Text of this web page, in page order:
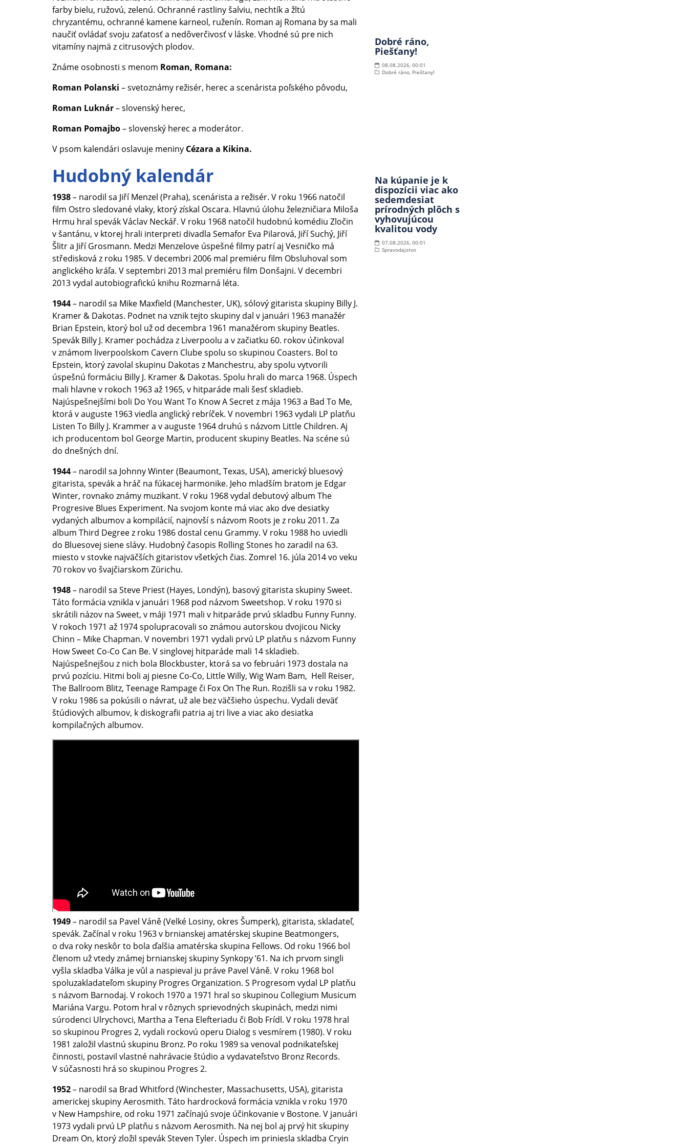
farby bielu, ružovú, zelenú. Ochranné rastliny šalviu, nechtík a žltú
chryzantému, ochranné kamene karneol, ruženín. Roman aj Romana by sa mali
naučiť ovládať svoju zaťatosť a nedôverčivosť v láske. Vhodné sú pre nich
vitamíny najmä z citrusových plodov.
Známe osobnosti s menom Roman, Romana:
Roman Polanski – svetoznámy režisér, herec a scenárista poľského pôvodu,
Roman Luknár– slovenský herec,
Roman Pomajbo– slovenský herec a moderátor.
V psom kalendári oslavuje meniny Cézara a Kikina.
Hudobný kalendár
1938– narodil sa Jiří Menzel (Praha), scenárista a režisér. V roku 1966 natočil
film Ostro sledované vlaky, ktorý získal Oscara. Hlavnú úlohu železničiara Miloša
Hrmu hral spevák Václav Neckář. V roku 1968 natočil hudobnú komédiu Zločin
v šantánu, v ktorej hrali interpreti divadla Semafor Eva Pilarová, Jiří Suchý, Jiří
Šlitr a Jiří Grosmann. Medzi Menzelove úspešné filmy patrí aj Vesničko má
středisková z roku 1985. V decembri 2006 mal premiéru film Obsluhoval som
anglického kráľa. V septembri 2013 mal premiéru film Donšajni. V decembri
2013 vydal autobiografickú knihu Rozmarná léta.
1944– narodil sa Mike Maxfield (Manchester, UK), sólový gitarista skupiny Billy J.
Kramer & Dakotas. Podnet na vznik tejto skupiny dal v januári 1963 manažér
Brian Epstein, ktorý bol už od decembra 1961 manažérom skupiny Beatles.
Spevák Billy J. Kramer pochádza z Liverpoolu a v začiatku 60. rokov účinkoval
v známom liverpoolskom Cavern Clube spolu so skupinou Coasters. Bol to
Epstein, ktorý zavolal skupinu Dakotas z Manchestru, aby spolu vytvorili
úspešnú formáciu Billy J. Kramer & Dakotas. Spolu hrali do marca 1968. Úspech
mali hlavne v rokoch 1963 až 1965, v hitparáde mali šesť skladieb.
Najúspešnejšími boli Do You Want To Know A Secret z mája 1963 a Bad To Me,
ktorá v auguste 1963 viedla anglický rebríček. V novembri 1963 vydali LP platňu
Listen To Billy J. Krammer a v auguste 1964 druhú s názvom Little Children. Aj
ich producentom bol George Martin, producent skupiny Beatles. Na scéne sú
do dnešných dní.
1944– narodil sa Johnny Winter (Beaumont, Texas, USA), americký bluesový
gitarista, spevák a hráč na fúkacej harmonike. Jeho mladším bratom je Edgar
Winter, rovnako známy muzikant. V roku 1968 vydal debutový album The
Progresive Blues Experiment. Na svojom konte má viac ako dve desiatky
vydaných albumov a kompilácií, najnovší s názvom Roots je z roku 2011. Za
album Third Degree z roku 1986 dostal cenu Grammy. V roku 1988 ho uviedli
do Bluesovej siene slávy. Hudobný časopis Rolling Stones ho zaradil na 63.
miesto v stovke najväčších gitaristov všetkých čias. Zomrel 16. júla 2014 vo veku
70 rokov vo švajčiarskom Zürichu.
1948– narodil sa Steve Priest (Hayes, Londýn), basový gitarista skupiny Sweet.
Táto formácia vznikla v januári 1968 pod názvom Sweetshop. V roku 1970 si
skrátili názov na Sweet, v máji 1971 mali v hitparáde prvú skladbu Funny Funny.
V rokoch 1971 až 1974 spolupracovali so známou autorskou dvojicou Nicky
Chinn – Mike Chapman. V novembri 1971 vydali prvú LP platňu s názvom Funny
How Sweet Co-Co Can Be. V singlovej hitparáde mali 14 skladieb.
Najúspešnejšou z nich bola Blockbuster, ktorá sa vo februári 1973 dostala na
prvú pozíciu. Hitmi boli aj piesne Co-Co, Little Willy, Wig Wam Bam, Hell Reiser,
The Ballroom Blitz, Teenage Rampage či Fox On The Run. Rozišli sa v roku 1982.
V roku 1986 sa pokúsili o návrat, už ale bez väčšieho úspechu. Vydali deväť
štúdiových albumov, k diskografii patria aj tri live a viac ako desiatka
kompilačných albumov.
1949– narodil sa Pavel Váně (Velké Losiny, okres Šumperk), gitarista, skladateľ,
spevák. Začínal v roku 1963 v brnianskej amatérskej skupine Beatmongers,
o dva roky neskôr to bola ďalšia amatérska skupina Fellows. Od roku 1966 bol
členom už vtedy známej brnianskej skupiny Synkopy ’61. Na ich prvom singli
vyšla skladba Válka je vůl a naspieval ju práve Pavel Váně. V roku 1968 bol
spoluzakladateľom skupiny Progres Organization. S Progresom vydal LP platňu
s názvom Barnodaj. V rokoch 1970 a 1971 hral so skupinou Collegium Musicum
Mariána Vargu. Potom hral v rôznych sprievodných skupinách, medzi nimi
súrodenci Ulrychovci, Martha a Tena Elefteriadu či Bob Frídl. V roku 1978 hral
so skupinou Progres 2, vydali rockovú operu Dialog s vesmírem (1980). V roku
1981 založil vlastnú skupinu Bronz. Po roku 1989 sa venoval podnikateľskej
činnosti, postavil vlastné nahrávacie štúdio a vydavateľstvo Bronz Records.
V súčasnosti hrá so skupinou Progres 2.
1952– narodil sa Brad Whitford (Winchester, Massachusetts, USA), gitarista
americkej skupiny Aerosmith. Táto hardrocková formácia vznikla v roku 1970
v New Hampshire, od roku 1971 začínajú svoje účinkovanie v Bostone. V januári
1973 vydali prvú LP platňu s názvom Aerosmith. Na nej bol aj prvý hit skupiny
Dream On, ktorý zložil spevák Steven Tyler. Úspech im priniesla skladba Cryin
Dobré ráno,
Piešťany!
08.08.2026, 00:01
Dobré ráno, Piešťany!
Na kúpanie je k
dispozícii viac ako
sedemdesiat
prírodných plôch s
vyhovujúcou
kvalitou vody
07.08.2026, 00:01
Spravodajstvo